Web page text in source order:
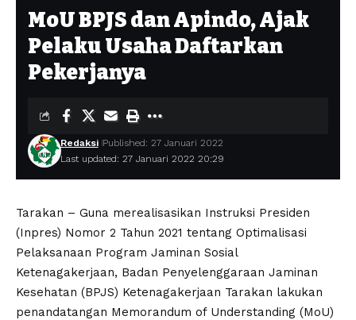
MoU BPJS dan Apindo, Ajak
Pelaku Usaha Daftarkan
Pekerjanya
Last updated: 27 Januari 2022 20:29
Redaksi Published: 27 Januari 2022
Tarakan – Guna merealisasikan Instruksi Presiden
(Inpres) Nomor 2 Tahun 2021 tentang Optimalisasi
Pelaksanaan Program Jaminan Sosial
Ketenagakerjaan, Badan Penyelenggaraan Jaminan
Kesehatan (BPJS) Ketenagakerjaan Tarakan lakukan
penandatangan Memorandum of Understanding (MoU)